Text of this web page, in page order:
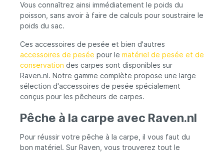
Vous connaîtrez ainsi immédiatement le poids du
poisson, sans avoir à faire de calculs pour soustraire le
poids du sac.
Ces accessoires de pesée et bien d'autres
accessoires de pesée pour le matériel de pesée et de
conservation des carpes sont disponibles sur
Raven.nl. Notre gamme complète propose une large
sélection d'accessoires de pesée spécialement
conçus pour les pêcheurs de carpes.
Pêche à la carpe avec Raven.nl
Pour réussir votre pêche à la carpe, il vous faut du
bon matériel. Sur Raven, vous trouverez tout le